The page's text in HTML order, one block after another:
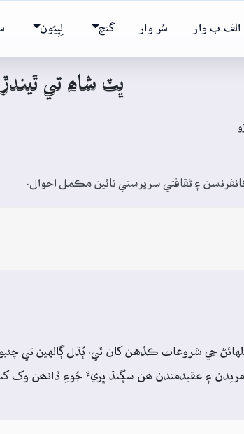
الف ب وار سُر وار گنج لِپِيُون
ڀٽ شاھ تي
۽ ثقافتي سرپرستي تائين مڪمل احوال.
جي شروعات ڪڏهن کان ٿي. ٻُڌل ڳالهين تي
۽ عقيدمندن ھن سڳنڌ ڀريءَ جُوءِ ڏانھن وک